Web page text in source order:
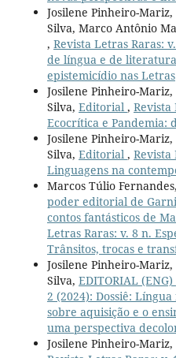
Josilene Pinheiro-
Silva, Marco Antônio
, Revista Letras Raras:
de língua e de
epistemicídio nas Letras
Josilene Pinheiro-
Silva, Editorial , Revista
Ecocrítica e Pandemia:
Josilene Pinheiro-
Silva, Editorial , Revista
Linguagens na
Marcos Túlio Fernandes,
poder editorial de
contos fantásticos de
Letras Raras: v. 8 n.
Trânsitos, trocas e
Josilene Pinheiro-
Silva, EDITORIAL (ENG)
2 (2024): Dossiê:
sobre aquisição e o
uma perspectiva
Josilene Pinheiro-Mariz,